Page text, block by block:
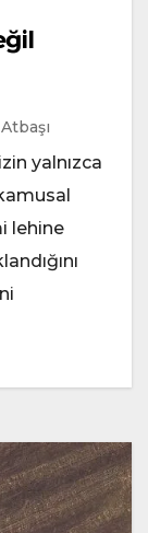
yalnızca
lehine